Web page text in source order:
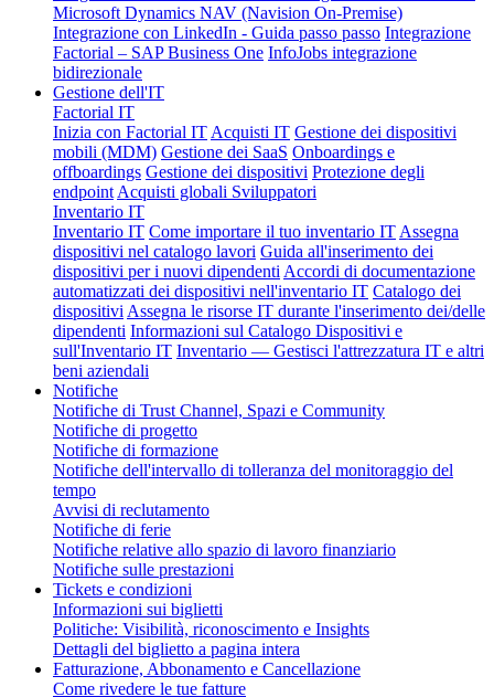
Microsoft Dynamics NAV (Navision On-Premise)
Integrazione con LinkedIn - Guida passo passo Integrazione
Factorial – SAP Business One InfoJobs integrazione
bidirezionale
Gestione dell'IT
Factorial IT
Inizia con Factorial IT Acquisti IT Gestione dei dispositivi
mobili (MDM) Gestione dei SaaS Onboardings e
offboardings Gestione dei dispositivi Protezione degli
endpoint Acquisti globali Sviluppatori
Inventario IT
Inventario IT Come importare il tuo inventario IT Assegna
dispositivi nel catalogo lavori Guida all'inserimento dei
dispositivi per i nuovi dipendenti Accordi di documentazione
automatizzati dei dispositivi nell'inventario IT Catalogo dei
dispositivi Assegna le risorse IT durante l'inserimento dei/delle
dipendenti Informazioni sul Catalogo Dispositivi e
sull'Inventario IT Inventario — Gestisci l'attrezzatura IT e altri
beni aziendali
Notifiche
Notifiche di Trust Channel, Spazi e Community
Notifiche di progetto
Notifiche di formazione
Notifiche dell'intervallo di tolleranza del monitoraggio del
tempo
Avvisi di reclutamento
Notifiche di ferie
Notifiche relative allo spazio di lavoro finanziario
Notifiche sulle prestazioni
Tickets e condizioni
Informazioni sui biglietti
Politiche: Visibilità, riconoscimento e Insights
Dettagli del biglietto a pagina intera
Fatturazione, Abbonamento e Cancellazione
Come rivedere le tue fatture